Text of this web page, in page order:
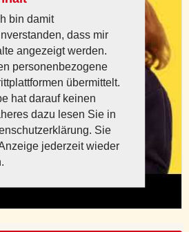
bin damit
dass mir
angezeigt werden.
personenbezogene
übermittelt.
hat darauf keinen
dazu lesen Sie in
Sie
jederzeit wieder